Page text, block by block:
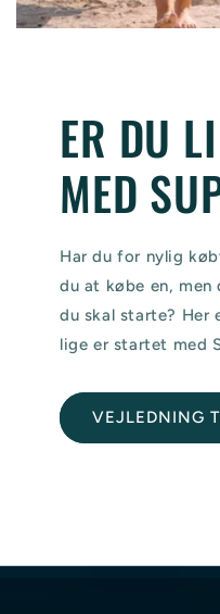
ER DU
MED
Har du for nylig
du at købe en,
du skal starte? Her
lige er startet med
VEJLEDNING